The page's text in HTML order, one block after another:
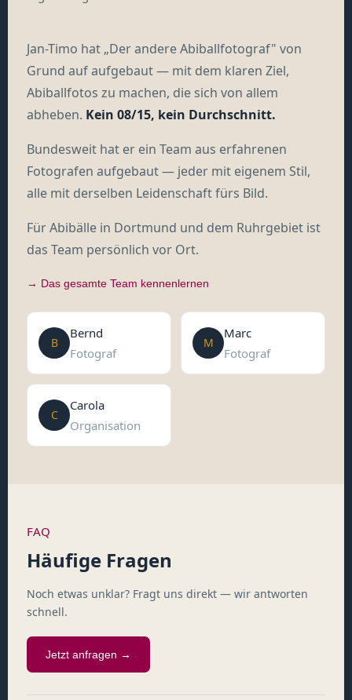
Jan-Timo hat „Der andere Abiballfotograf" von
Grund auf aufgebaut — mit dem klaren Ziel,
Abiballfotos zu machen, die sich von allem
abheben. Kein 08/15, kein Durchschnitt.
Bundesweit hat er ein Team aus erfahrenen
Fotografen aufgebaut — jeder mit eigenem Stil,
alle mit derselben Leidenschaft fürs Bild.
Für Abibälle in Dortmund und dem Ruhrgebiet ist
das Team persönlich vor Ort.
→ Das gesamte Team kennenlernen
B
Bernd
Fotograf
M
Marc
Fotograf
C
Carola
Organisation
FAQ
Häufige Fragen
Noch etwas unklar? Fragt uns direkt — wir antworten
schnell.
Jetzt anfragen →